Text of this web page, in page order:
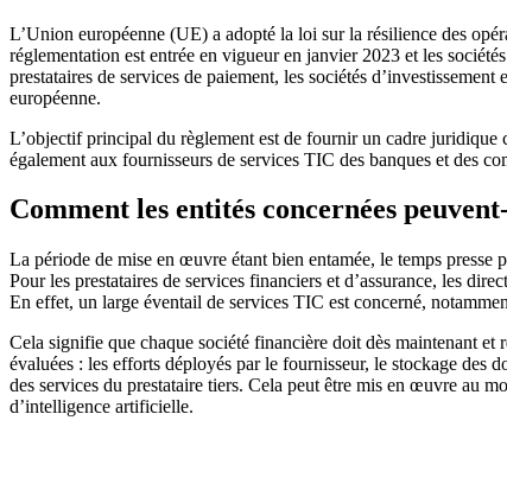
L’Union européenne (UE) a adopté la loi sur la résilience des
réglementation est entrée en vigueur en janvier 2023 et les
prestataires de services de paiement, les sociétés
européenne.
L’objectif principal du règlement est de fournir un cadre juridique
également aux fournisseurs de services TIC des banques et des
Comment les entités concernées
La période de mise en œuvre étant bien entamée, le temps
Pour les prestataires de services financiers et d’assurance, les
En effet, un large éventail de services TIC est concerné,
Cela signifie que chaque société financière doit dès maintenant
évaluées : les efforts déployés par le fournisseur, le stockage des
des services du prestataire tiers. Cela peut être mis en œuvre au
d’intelligence artificielle.